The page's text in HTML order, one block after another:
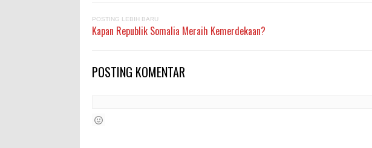
POSTING LEBIH BARU
Kapan Republik Somalia Meraih Kemerdekaan?
POSTING KOMENTAR